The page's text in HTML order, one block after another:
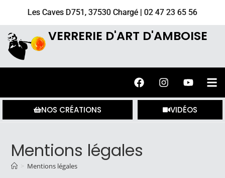
Les Caves D751, 37530 Chargé | 02 47 23 65 56
VERRERIE D'ART D'AMBOISE
NOS CRÉATIONS VIDÉOS
Mentions légales
> Mentions légales